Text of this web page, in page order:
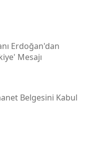
Erdoğan'dan
Mesajı
Belgesini Kabul